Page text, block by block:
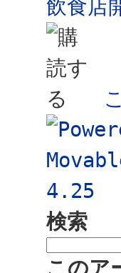
飲食店
検索
このア